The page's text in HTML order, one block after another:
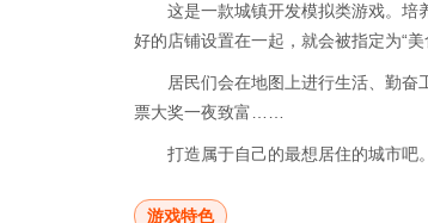
这是一款城镇开发模拟类游戏。培
好的店铺设置在一起，就会被指定为“美
居民们会在地图上进行生活、勤
票大奖一夜致富……
打造属于自己的最想居住的城市吧。
游戏特色